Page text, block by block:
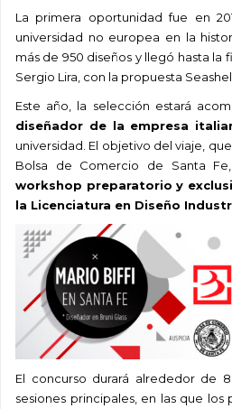
La primera oportunidad fue en
universidad no europea en la
más de 950 diseños y llegó hasta la
Sergio Lira, con la propuesta
Este año, la selección estará
diseñador de la empresa
universidad. El objetivo del viaje,
Bolsa de Comercio de Santa
workshop preparatorio y
la Licenciatura en Diseño
El concurso durará alrededor de
sesiones principales, en las que